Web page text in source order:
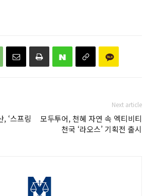
, ‘스프링
Next article
모두투어, 천혜 자연 속 엑티비티
천국 ‘라오스’ 기획전 출시